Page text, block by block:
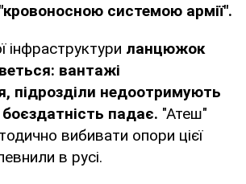
"кровоносною системою армії".
інфраструктури ланцюжок
вантажі
підрозділи недоотримують
падає. "Атеш"
вибивати опори цієї
в русі.